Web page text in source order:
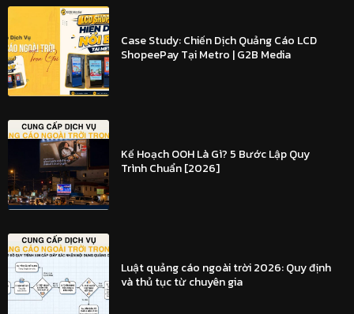
Case Study: Chiến Dịch Quảng Cáo LCD
ShopeePay Tại Metro | G2B Media
Kế Hoạch OOH Là Gì? 5 Bước Lập Quy
Trình Chuẩn [2026]
Luật quảng cáo ngoài trời 2026: Quy định
và thủ tục từ chuyên gia